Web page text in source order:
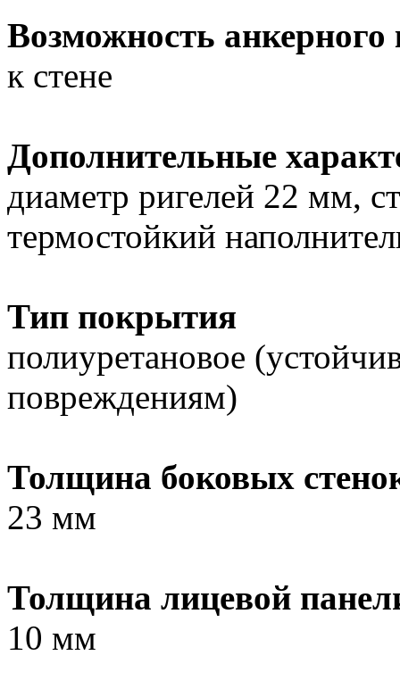
Возможность анкерного
к стене
Дополнительные
диаметр ригелей 22 мм,
термостойкий
Тип покрытия
полиуретановое
повреждениям)
Толщина боковых
23 мм
Толщина лицевой
10 мм